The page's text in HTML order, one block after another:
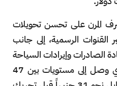
المرن على تحسن تحويلات
القنوات الرسمية، إلى جانب
الصادرات وإيرادات السياحة
مع تراجع سعر الجنيه، والذي وصل إلى مستويات بين 47